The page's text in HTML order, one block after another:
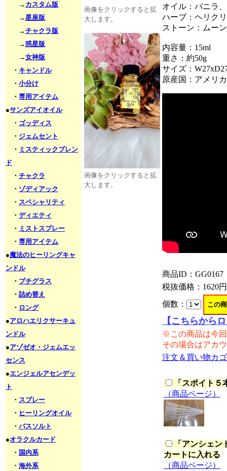
→ カスタム版
→星座版
→チャクラ版
→惑星版
→女神版
・ キャンドル
・ 小分け
・ 専用アイテム
●サンズアイオイル
・ ゴッディス
・ ジェムセント
・ ミスティックブレン
ド
・ チャクラ
・ ゾディアック
・ スペシャリティ
・ ディエティ
・ ミストスプレー
・ 専用アイテム
●魔法のヒーリングキャ
ンドル
・ プチグラス
・ 詰め替え
・ ロング
●アロハエリクサーキュ
ンドル
●アゾゼオ・ジェムエッ
センス
●エンジェルアセンデッ
ト
・ スプレー
・ ヒーリングオイル
・ バスソルト
●オラクルカード
・ 国内系
・ 海外系
画像をクリックすると拡
大します。
画像をクリックすると拡
大します。
オイル：バニラ
ハーブ：ヘリク
ストーン：ムー
内容量：15ml
重さ：約50g
サイズ：
原産国：アメリカ
商品ID：GG0167
税抜価格： 1620円
個数：
【こちらから
※この商品は今
その場合はアカ
注文＆買い物カ
「 スポイト５
（商品ページ）
「 アンシェン
カートに入れる
（商品ページ）